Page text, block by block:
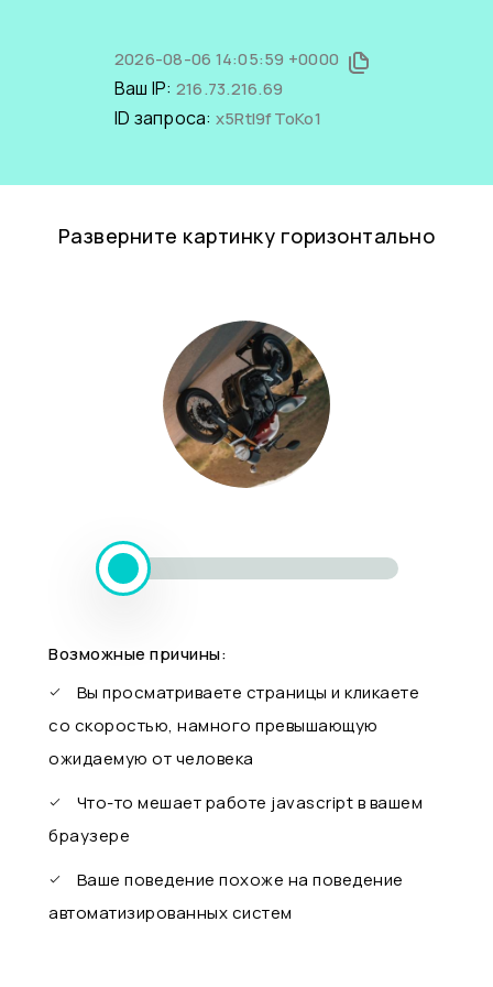
2026-08-06 14:05:59 +0000
Ваш IP: 216.73.216.69
ID запроса: x5RtI9fToKo1
Разверните картинку горизонтально
Возможные причины:
Вы просматриваете страницы и кликаете
со скоростью, намного превышающую
ожидаемую от человека
Что-то мешает работе javascript в вашем
браузере
Ваше поведение похоже на поведение
автоматизированных систем